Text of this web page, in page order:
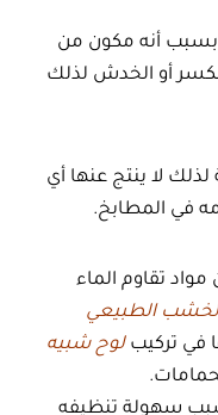
بسبب أنه مكون من
أو الخدش لذلك
لذلك لا ينتج عنها أي
في المطابخ.
تقاوم الماء
الطبيعي
في تركيبلوح شبيه
سهولة تنظيفه